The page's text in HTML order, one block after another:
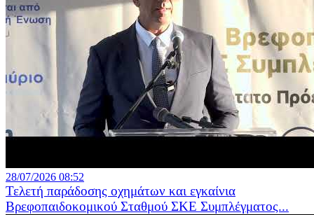
28/07/2026 08:52
Τελετή παράδοσης οχημάτων και εγκαίνια
Βρεφοπαιδοκομικού Σταθμού ΣΚΕ Συμπλέγματος...